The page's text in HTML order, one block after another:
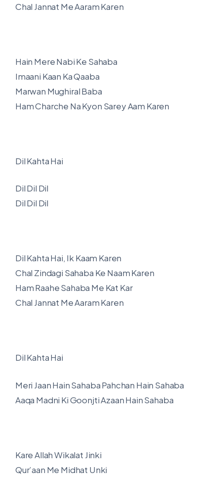
Chal Jannat Me Aaram Karen
Hain Mere Nabi Ke Sahaba
Imaani Kaan Ka Qaaba
Marwan Mughiral Baba
Ham Charche Na Kyon Sarey Aam Karen
Dil Kahta Hai
Dil Dil Dil
Dil Dil Dil
Dil Kahta Hai, Ik Kaam Karen
Chal Zindagi Sahaba Ke Naam Karen
Ham Raahe Sahaba Me Kat Kar
Chal Jannat Me Aaram Karen
Dil Kahta Hai
Meri Jaan Hain Sahaba Pahchan Hain Sahaba
Aaqa Madni Ki Goonjti Azaan Hain Sahaba
Kare Allah Wikalat Jinki
Qur’aan Me Midhat Unki